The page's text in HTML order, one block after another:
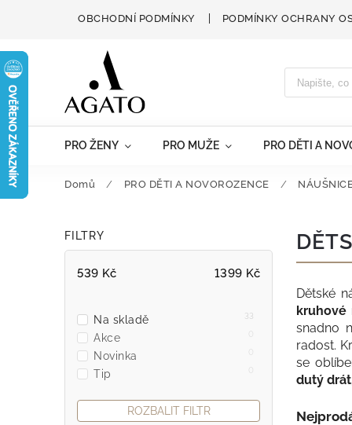
OBCHODNÍ PODMÍNKY PODMÍNKY OCHRANY
PRO ŽENY PRO MUŽE PRO DĚTI A
Domů / PRO DĚTI A NOVOROZENCE /
FILTRY
539 Kč 1399 Kč
Na skladě 33
Akce
Novinka
Tip
ROZBALIT FILTR
Dětské
kruhové
snadno
radost.
se
dutý